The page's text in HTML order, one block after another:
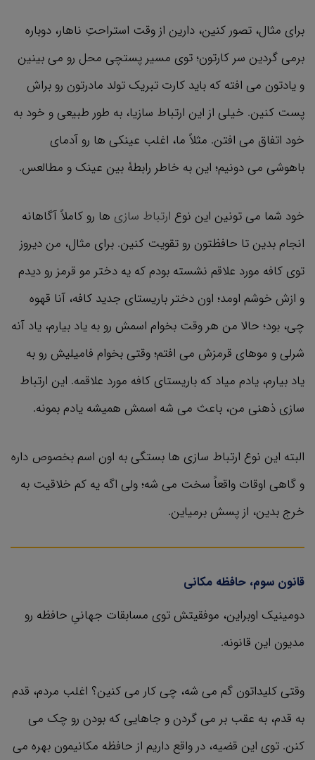
برای مثال، تصور کنین، دارین از وقت استراحتِ ناهار، دوباره
برمی گردین سر کارتون؛ توی مسیر پستچی محل رو می بینین
و یادتون می افته که باید کارت تبریک تولد مادرتون رو براش
پست کنین. خیلی از این ارتباط سازیا، به طور طبیعی و خود به
خود اتفاق می افتن. مثلاً ما، اغلب عینکی ها رو آدمای
باهوشی می دونیم؛ این به خاطر رابطۀ بین عینک و مطالعس.
خود شما می تونین این نوع ارتباط سازی ها رو کاملاً آگاهانه
انجام بدین تا حافظتون رو تقویت کنین. برای مثال، من دیروز
توی کافه مورد علاقم نشسته بودم که یه دختر مو قرمز رو دیدم
و ازش خوشم اومد؛ اون دختر باریستای جدید کافه، آنا قهوه
چی، بود؛ حالا من هر وقت بخوام اسمش رو به یاد بیارم، یاد آنه
شرلی و موهای قرمزش می افتم؛ وقتی بخوام فامیلیش رو به
یاد بیارم، یادم میاد که باریستای کافه مورد علاقمه. این ارتباط
سازی ذهنی من، باعث می شه اسمش همیشه یادم بمونه.
البته این نوع ارتباط سازی ها بستگی به اون اسم بخصوص داره
و گاهی اوقات واقعاً سخت می شه؛ ولی اگه یه کم خلاقیت به
خرج بدین، از پسش برمیاین.
قانون سوم، حافظه مکانی
دومینیک اوبراین، موفقیتش توی مسابقات جهانیِ حافظه رو
مدیون این قانونه.
وقتی کلیداتون گم می شه، چی کار می کنین؟ اغلب مردم، قدم
به قدم، به عقب بر می گردن و جاهایی که بودن رو چک می
کنن. توی این قضیه، در واقع داریم از حافظه مکانیمون بهره می